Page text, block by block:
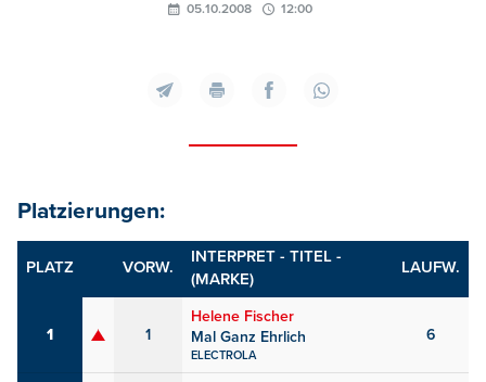
05.10.2008 12:00
Platzierungen:
PLATZ VORW.
INTERPRET - TITEL -
(MARKE)
LAUFW.
1 1
Helene Fischer
Mal Ganz Ehrlich
ELECTROLA
6